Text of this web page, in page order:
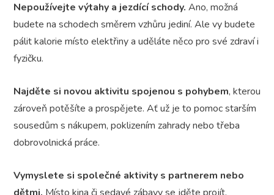
Nepoužívejte výtahy a jezdící schody. Ano, možná
budete na schodech směrem vzhůru jediní. Ale vy budete
pálit kalorie místo elektřiny a uděláte něco pro své zdraví i
fyzičku.
Najděte si novou aktivitu spojenou s pohybem, kterou
zároveň potěšíte a prospějete. Ať už je to pomoc starším
sousedům s nákupem, poklizením zahrady nebo třeba
dobrovolnická práce.
Vymyslete si společné aktivity s partnerem nebo